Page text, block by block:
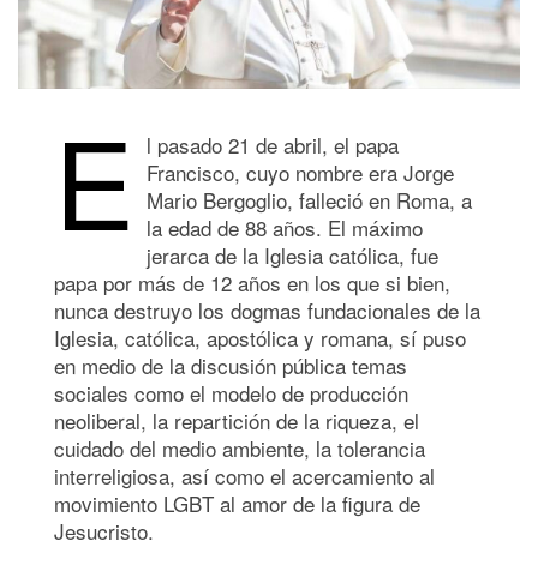
E
l pasado 21 de abril, el papa
Francisco, cuyo nombre era Jorge
Mario Bergoglio, falleció en Roma, a
la edad de 88 años. El máximo
jerarca de la Iglesia católica, fue
papa por más de 12 años en los que si bien,
nunca destruyo los dogmas fundacionales de la
Iglesia, católica, apostólica y romana, sí puso
en medio de la discusión pública temas
sociales como el modelo de producción
neoliberal, la repartición de la riqueza, el
cuidado del medio ambiente, la tolerancia
interreligiosa, así como el acercamiento al
movimiento LGBT al amor de la figura de
Jesucristo.